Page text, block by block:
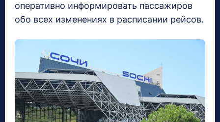
оперативно информировать пассажиров
обо всех изменениях в расписании рейсов.